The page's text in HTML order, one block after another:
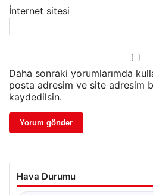
İnternet sitesi
Daha sonraki yorumlarımda
posta adresim ve site adresim
kaydedilsin.
Hava Durumu